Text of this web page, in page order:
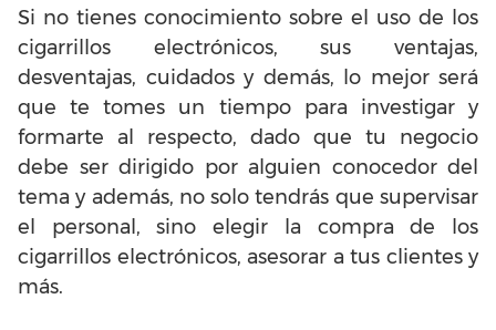
Si no tienes conocimiento sobre el uso de los
cigarrillos electrónicos, sus ventajas,
desventajas, cuidados y demás, lo mejor será
que te tomes un tiempo para investigar y
formarte al respecto, dado que tu negocio
debe ser dirigido por alguien conocedor del
tema y además, no solo tendrás que supervisar
el personal, sino elegir la compra de los
cigarrillos electrónicos, asesorar a tus clientes y
más.